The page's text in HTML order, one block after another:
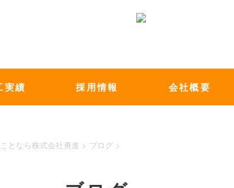
実績 採用情報 会社概要
となら株式会社勇進 > ブログ >